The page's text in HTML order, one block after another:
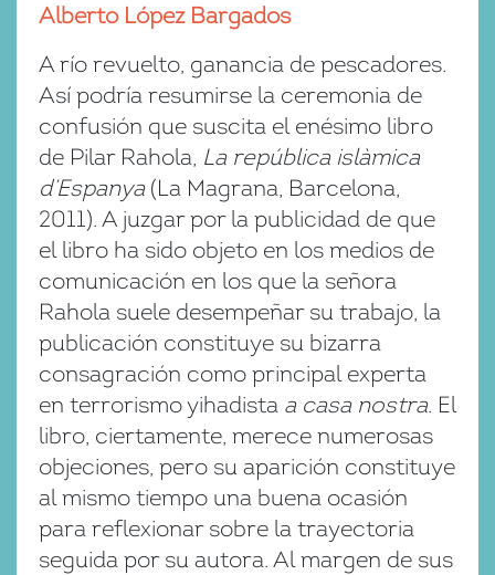
Alberto López Bargados
A río revuelto, ganancia de pescadores.
Así podría resumirse la ceremonia de
confusión que suscita el enésimo libro
de Pilar Rahola, La república islàmica
d’Espanya(La Magrana, Barcelona,
2011). A juzgar por la publicidad de que
el libro ha sido objeto en los medios de
comunicación en los que la señora
Rahola suele desempeñar su trabajo, la
publicación constituye su bizarra
consagración como principal experta
en terrorismo yihadista a casa nostra. El
libro, ciertamente, merece numerosas
objeciones, pero su aparición constituye
al mismo tiempo una buena ocasión
para reflexionar sobre la trayectoria
seguida por su autora. Al margen de sus